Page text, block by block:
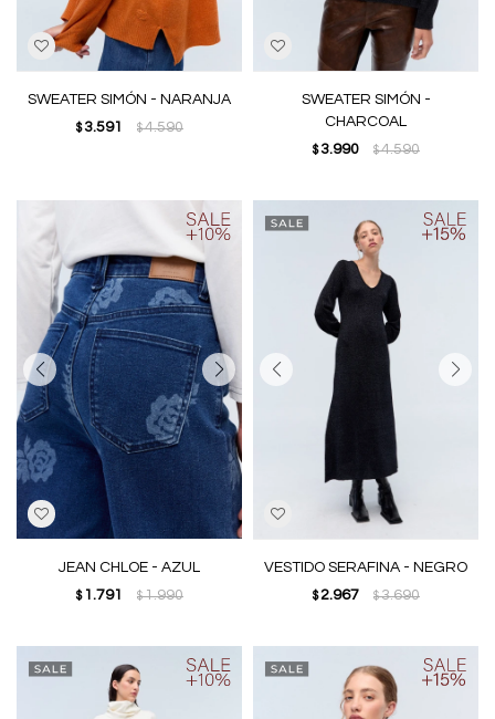
SWEATER SIMÓN - NARANJA
$ 3.591 $4.590
SWEATER SIMÓN -
CHARCOAL
$ 3.990 $4.590
JEAN CHLOE - AZUL
$ 1.791 $1.990
VESTIDO SERAFINA - NEGRO
$ 2.967 $3.690